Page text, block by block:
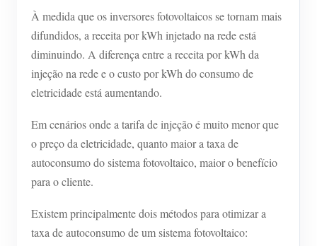
À medida que os inversores fotovoltaicos se tornam mais
difundidos, a receita por kWh injetado na rede está
diminuindo. A diferença entre a receita por kWh da
injeção na rede e o custo por kWh do consumo de
eletricidade está aumentando.
Em cenários onde a tarifa de injeção é muito menor que
o preço da eletricidade, quanto maior a taxa de
autoconsumo do sistema fotovoltaico, maior o benefício
para o cliente.
Existem principalmente dois métodos para otimizar a
taxa de autoconsumo de um sistema fotovoltaico: